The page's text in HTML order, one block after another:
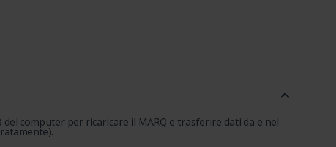
computer per ricaricare il MARQ e trasferire dati da e nel